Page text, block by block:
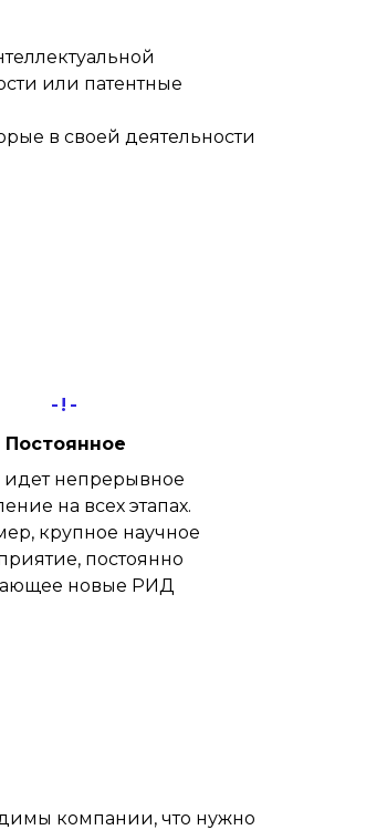
или патентные
в своей деятельности
-!-
Постоянное
идет непрерывное
на всех этапах.
крупное научное
постоянно
новые РИД
компании, что нужно